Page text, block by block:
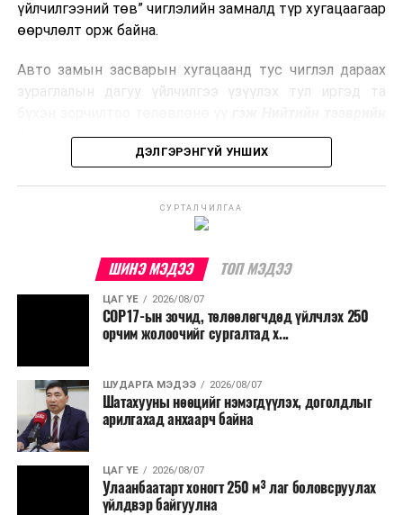
ашигладаг бол Нидерландад төвлөрсөн лаг
боловсруулах үйлдвэрүүдээр дулаан, цахилгаан
Ийнхүү лаг хатаах, шатаах технологийг лагийн
улсад өргөн ашиглаж байна.
үйлчилгээний төв” чиглэлийн замналд түр хугацаагаар
өөрчлөлт орж байна.
Авто замын засварын хугацаанд тус чиглэл дараах
зураглалын дагуу үйлчилгээ үзүүлэх тул иргэд та
бодлогын газраас мэдээллээ.
ДЭЛГЭРЭНГҮЙ УНШИХ
СУРТАЛЧИЛГАА
ШИНЭ МЭДЭЭ ТОП МЭДЭЭ
ЦАГ ҮЕ 2026/08/07
COP17-ын зочид, төлөөлөгчдөд үйлчлэх 250
орчим жолоочийг сургалтад х...
ШУДАРГА МЭДЭЭ 2026/08/07
Шатахууны нөөцийг нэмэгдүүлэх, доголдлыг
арилгахад анхаарч байна
ЦАГ ҮЕ 2026/08/07
Улаанбаатарт хоногт 250 м³ лаг боловсруулах
үйлдвэр байгуулна